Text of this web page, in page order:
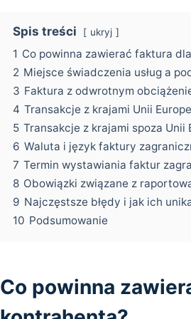
Spis treści ukryj
1 Co powinna zawierać faktura
2 Miejsce świadczenia usług a
3 Faktura z odwrotnym
4 Transakcje z krajami Unii
5 Transakcje z krajami spoza Unii
6 Waluta i język faktury
7 Termin wystawiania faktur
8 Obowiązki związane z
9 Najczęstsze błędy i jak ich
10 Podsumowanie
Co powinna